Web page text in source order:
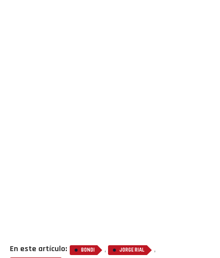
En este artículo: BONDI , JORGE RIAL ,